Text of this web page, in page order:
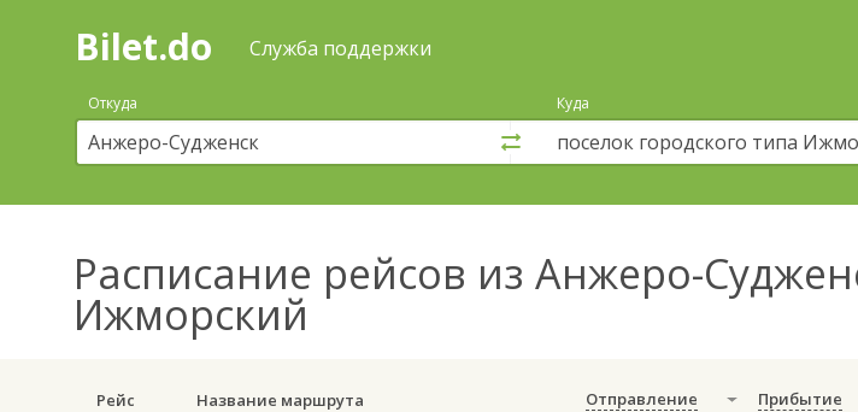
Поиск
покупка
билетов
автобус
онлайн
Bilet.do Служба поддержки
Откуда Куда
Расписание рейсов из Анжеро-
Ижморский
Рейс Название маршрута Отправление Прибытие